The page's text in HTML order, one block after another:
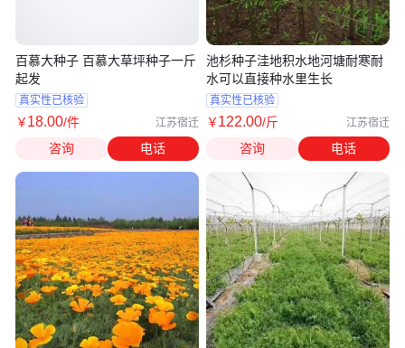
百慕大种子 百慕大草坪种子一斤
起发
真实性已核验
￥18.00/件 江苏宿迁
咨询 电话
池杉种子洼地积水地河塘耐寒耐
水可以直接种水里生长
真实性已核验
￥122.00/斤 江苏宿迁
咨询 电话